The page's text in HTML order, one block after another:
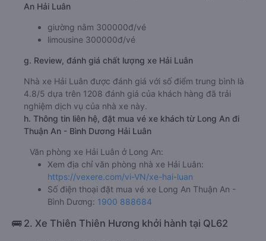
An Hải Luân
giường nằm 300000đ/vé
limousine 300000đ/vé
g. Review, đánh giá chất lượng xe Hải Luân
Nhà xe Hải Luân được đánh giá với số điểm trung bình là
4.8/5 dựa trên 1208 đánh giá của khách hàng đã trải
nghiệm dịch vụ của nhà xe này.
h. Thông tin liên hệ, đặt mua vé xe khách từ Long An đi
Thuận An - Bình Dương Hải Luân
Văn phòng xe Hải Luân ở Long An:
Xem địa chỉ văn phòng nhà xe Hải Luân:
https://vexere.com/vi-VN/xe-hai-luan
Số điện thoại đặt mua vé xe Long An Thuận An -
Bình Dương: 1900 888684
🚌 2. Xe Thiên Thiên Hương khởi hành tại QL62